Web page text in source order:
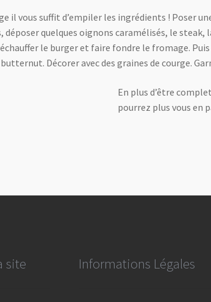
il vous suffit d’empiler les ingrédients ! Poser
déposer quelques oignons caramélisés, le
le burger et faire fondre le fromage.
Décorer avec des graines de courge.
En plus d’être
pourrez plus vous en
site Informations Légales